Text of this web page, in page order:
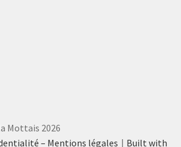
Mottais 2026
– Mentions légales
Built with